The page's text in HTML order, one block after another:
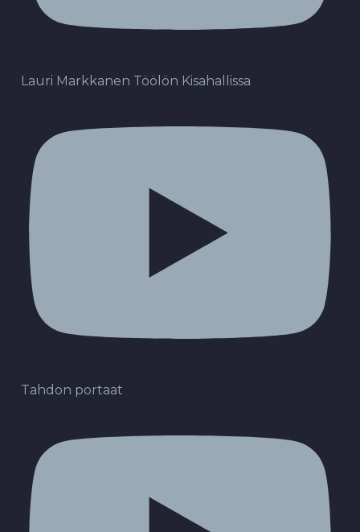
Lauri Markkanen Töölön Kisahallissa
Tahdon portaat